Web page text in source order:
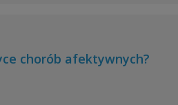
chorób afektywnych?